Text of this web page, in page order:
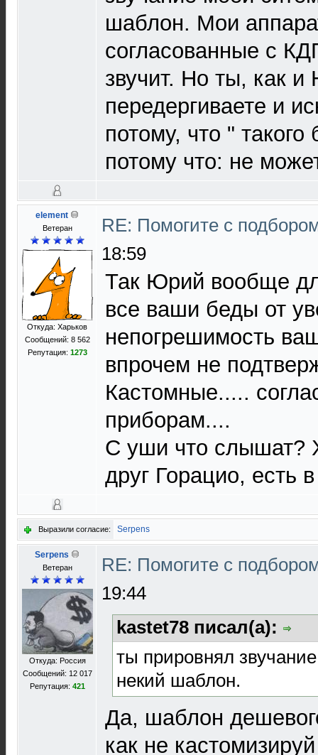
шаблон. Мои
согласованные с
звучит. Но ты, как
передергиваете и
потому, что "
потому что: не
element
Ветеран
Откуда: Харьков
Сообщений: 8 562
Репутация: 1273
RE: Помогите с
18:59
Так Юрий вообще
все ваши беды от
непогрешимость
впрочем не
Кастомные.....
приборам....
С уши что слышат?
друг Горацио, есть
Выразили согласие: Serpens
Serpens
Ветеран
Откуда: Россия
Сообщений: 12 017
Репутация: 421
RE: Помогите с
19:44
kastet78 писал(а):
ты прировнял
некий шаблон.
Да, шаблон
как не